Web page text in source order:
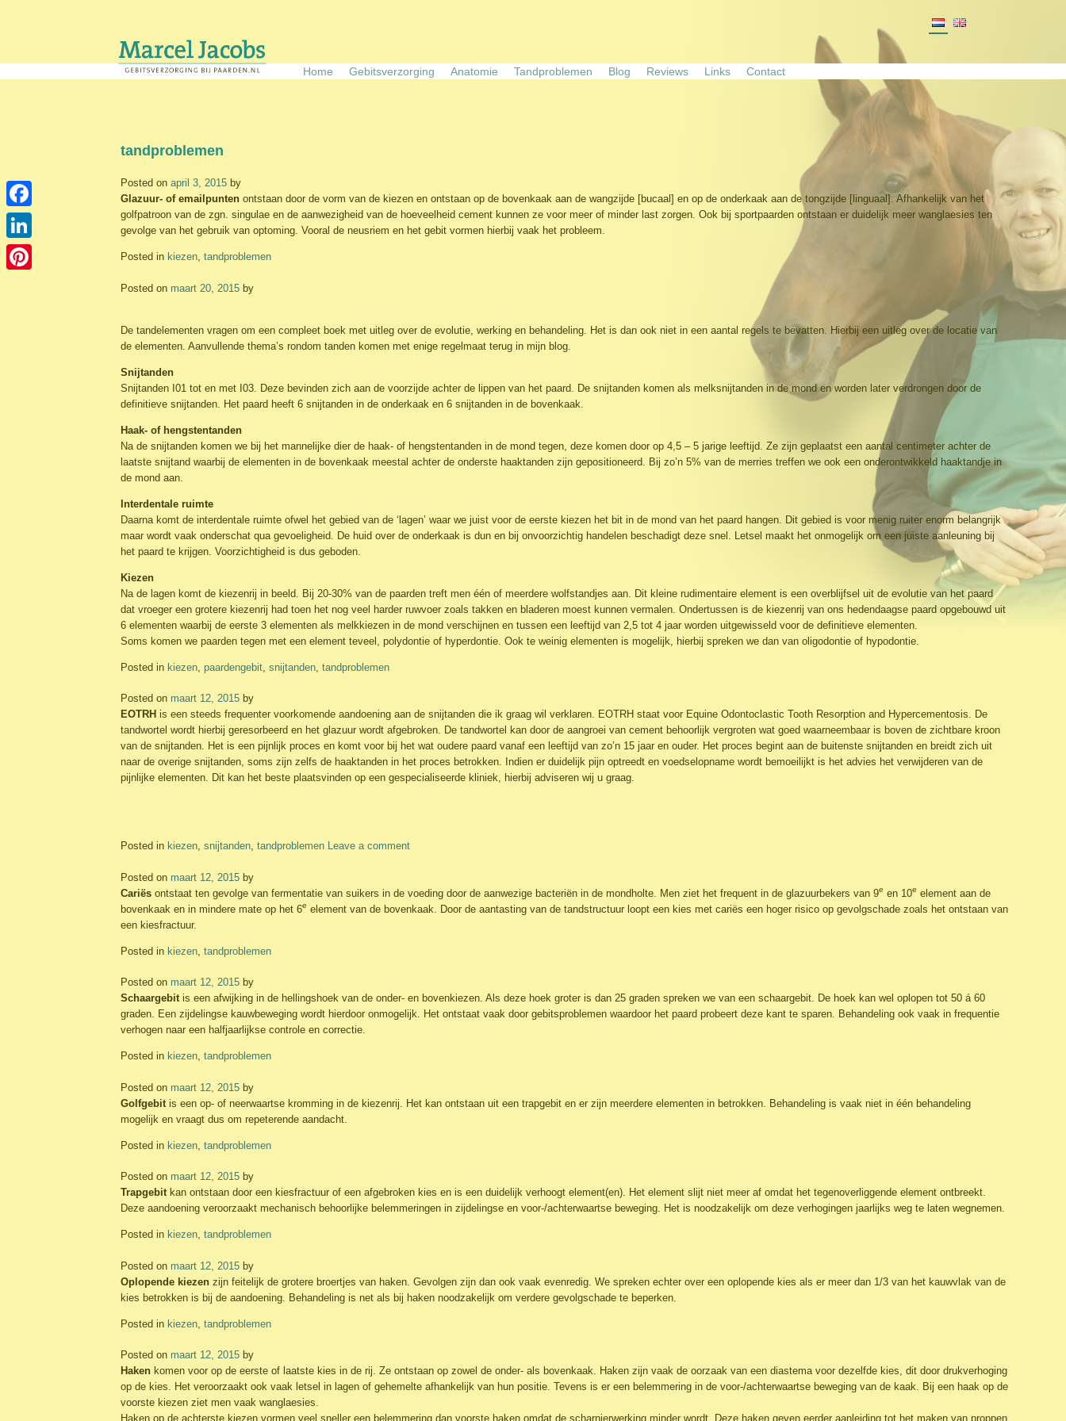
Skip
to
content
Home Gebitsverzorging Anatomie Tandproblemen Blog Reviews Links Contact
tandproblemen
Posted on april 3, 2015 by
Glazuur- of emailpunten ontstaan door de vorm van de kiezen en ontstaan op de bovenkaak aan de wangzijde [bucaal] en op de onderkaak aan de tongzijde [linguaal]. Afhankelijk van het
golfpatroon van de zgn. singulae en de aanwezigheid van de hoeveelheid cement kunnen ze voor meer of minder last zorgen. Ook bij sportpaarden ontstaan er duidelijk meer wanglaesies ten
gevolge van het gebruik van optoming. Vooral de neusriem en het gebit vormen hierbij vaak het probleem.
Posted in kiezen, tandproblemen
Posted on maart 20, 2015 by
De tandelementen vragen om een compleet boek met uitleg over de evolutie, werking en behandeling. Het is dan ook niet in een aantal regels te bevatten. Hierbij een uitleg over de locatie van
de elementen. Aanvullende thema’s rondom tanden komen met enige regelmaat terug in mijn blog.
Snijtanden
Snijtanden I01 tot en met I03. Deze bevinden zich aan de voorzijde achter de lippen van het paard. De snijtanden komen als melksnijtanden in de mond en worden later verdrongen door de
definitieve snijtanden. Het paard heeft 6 snijtanden in de onderkaak en 6 snijtanden in de bovenkaak.
Haak- of hengstentanden
Na de snijtanden komen we bij het mannelijke dier de haak- of hengstentanden in de mond tegen, deze komen door op 4,5 – 5 jarige leeftijd. Ze zijn geplaatst een aantal centimeter achter de
laatste snijtand waarbij de elementen in de bovenkaak meestal achter de onderste haaktanden zijn gepositioneerd. Bij zo’n 5% van de merries treffen we ook een onderontwikkeld haaktandje in
de mond aan.
Interdentale ruimte
Daarna komt de interdentale ruimte ofwel het gebied van de ‘lagen’ waar we juist voor de eerste kiezen het bit in de mond van het paard hangen. Dit gebied is voor menig ruiter enorm belangrijk
maar wordt vaak onderschat qua gevoeligheid. De huid over de onderkaak is dun en bij onvoorzichtig handelen beschadigt deze snel. Letsel maakt het onmogelijk om een juiste aanleuning bij
het paard te krijgen. Voorzichtigheid is dus geboden.
Kiezen
Na de lagen komt de kiezenrij in beeld. Bij 20-30% van de paarden treft men één of meerdere wolfstandjes aan. Dit kleine rudimentaire element is een overblijfsel uit de evolutie van het paard
dat vroeger een grotere kiezenrij had toen het nog veel harder ruwvoer zoals takken en bladeren moest kunnen vermalen. Ondertussen is de kiezenrij van ons hedendaagse paard opgebouwd uit
6 elementen waarbij de eerste 3 elementen als melkkiezen in de mond verschijnen en tussen een leeftijd van 2,5 tot 4 jaar worden uitgewisseld voor de definitieve elementen.
Soms komen we paarden tegen met een element teveel, polydontie of hyperdontie. Ook te weinig elementen is mogelijk, hierbij spreken we dan van oligodontie of hypodontie.
Posted in kiezen paardengebit snijtanden tandproblemen
Posted on maart 12, 2015 by
EOTRH is een steeds frequenter voorkomende aandoening aan de snijtanden die ik graag wil verklaren. EOTRH staat voor Equine Odontoclastic Tooth Resorption and Hypercementosis. De
tandwortel wordt hierbij geresorbeerd en het glazuur wordt afgebroken. De tandwortel kan door de aangroei van cement behoorlijk vergroten wat goed waarneembaar is boven de zichtbare kroon
van de snijtanden. Het is een pijnlijk proces en komt voor bij het wat oudere paard vanaf een leeftijd van zo’n 15 jaar en ouder. Het proces begint aan de buitenste snijtanden en breidt zich uit
naar de overige snijtanden, soms zijn zelfs de haaktanden in het proces betrokken. Indien er duidelijk pijn optreedt en voedselopname wordt bemoeilijkt is het advies het verwijderen van de
pijnlijke elementen. Dit kan het beste plaatsvinden op een gespecialiseerde kliniek, hierbij adviseren wij u graag.
Posted in kiezen, snijtanden, tandproblemen Leave a comment
Posted on maart 12, 2015 by
Cariës ontstaat ten gevolge van fermentatie van suikers in de voeding door de aanwezige bacteriën in de mondholte. Men ziet het frequent in de glazuurbekers van 9e en 10e element aan de
bovenkaak en in mindere mate op het 6e element van de bovenkaak. Door de aantasting van de tandstructuur loopt een kies met cariës een hoger risico op gevolgschade zoals het ontstaan van
een kiesfractuur.
Posted in kiezen tandproblemen
Posted on maart 12, 2015 by
Schaargebitis een afwijking in de hellingshoek van de onder- en bovenkiezen. Als deze hoek groter is dan 25 graden spreken we van een schaargebit. De hoek kan wel oplopen tot 50 á 60
graden. Een zijdelingse kauwbeweging wordt hierdoor onmogelijk. Het ontstaat vaak door gebitsproblemen waardoor het paard probeert deze kant te sparen. Behandeling ook vaak in frequentie
verhogen naar een halfjaarlijkse controle en correctie.
Posted in kiezen, tandproblemen
Posted on maart 12, 2015 by
Golfgebit is een op- of neerwaartse kromming in de kiezenrij. Het kan ontstaan uit een trapgebit en er zijn meerdere elementen in betrokken. Behandeling is vaak niet in één behandeling
mogelijk en vraagt dus om repeterende aandacht.
Posted in kiezen tandproblemen
Posted on maart 12, 2015 by
Trapgebitkan ontstaan door een kiesfractuur of een afgebroken kies en is een duidelijk verhoogt element(en). Het element slijt niet meer af omdat het tegenoverliggende element ontbreekt.
Deze aandoening veroorzaakt mechanisch behoorlijke belemmeringen in zijdelingse en voor-/achterwaartse beweging. Het is noodzakelijk om deze verhogingen jaarlijks weg te laten wegnemen.
Posted in kiezen, tandproblemen
Posted on maart 12, 2015 by
Oplopende kiezen zijn feitelijk de grotere broertjes van haken. Gevolgen zijn dan ook vaak evenredig. We spreken echter over een oplopende kies als er meer dan 1/3 van het kauwvlak van de
kies betrokken is bij de aandoening. Behandeling is net als bij haken noodzakelijk om verdere gevolgschade te beperken.
Posted in kiezen tandproblemen
Posted on maart 12, 2015 by
Haken komen voor op de eerste of laatste kies in de rij. Ze ontstaan op zowel de onder- als bovenkaak. Haken zijn vaak de oorzaak van een diastema voor dezelfde kies, dit door drukverhoging
op de kies. Het veroorzaakt ook vaak letsel in lagen of gehemelte afhankelijk van hun positie. Tevens is er een belemmering in de voor-/achterwaartse beweging van de kaak. Bij een haak op de
voorste kiezen ziet men vaak wanglaesies.
Haken op de achterste kiezen vormen veel sneller een belemmering dan voorste haken omdat de scharnierwerking minder wordt. Deze haken geven eerder aanleiding tot het maken van proppen
Facebook
LinkedIn